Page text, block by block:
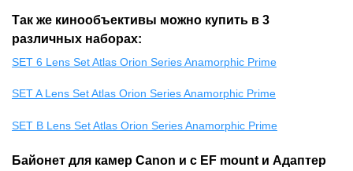
Так же кинообъективы можно купить в 3
различных наборах:
SET 6 Lens Set Atlas Orion Series Anamorphic Prime
SET A Lens Set Atlas Orion Series Anamorphic Prime
SET B Lens Set Atlas Orion Series Anamorphic Prime
Байонет для камер Canon и с EF mount и Адаптер